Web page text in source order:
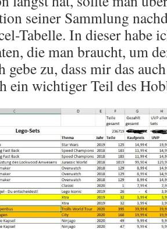
seiner Sammlung
Tabelle. In dieser habe
die man braucht, um
gebe zu, dass mir das
ein wichtiger Teil des